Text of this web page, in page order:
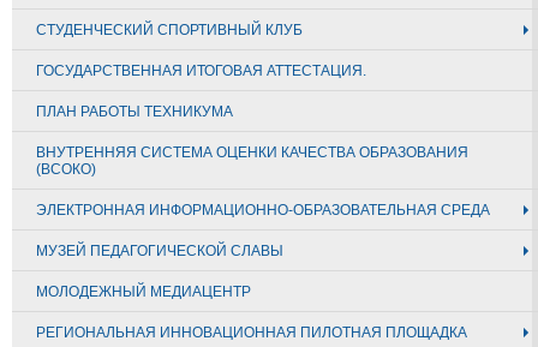
СТУДЕНЧЕСКИЙ СПОРТИВНЫЙ КЛУБ
ГОСУДАРСТВЕННАЯ ИТОГОВАЯ АТТЕСТАЦИЯ.
ПЛАН РАБОТЫ ТЕХНИКУМА
ВНУТРЕННЯЯ СИСТЕМА ОЦЕНКИ КАЧЕСТВА ОБРАЗОВАНИЯ
(ВСОКО)
ЭЛЕКТРОННАЯ ИНФОРМАЦИОННО-ОБРАЗОВАТЕЛЬНАЯ СРЕДА
МУЗЕЙ ПЕДАГОГИЧЕСКОЙ СЛАВЫ
МОЛОДЕЖНЫЙ МЕДИАЦЕНТР
РЕГИОНАЛЬНАЯ ИННОВАЦИОННАЯ ПИЛОТНАЯ ПЛОЩАДКА